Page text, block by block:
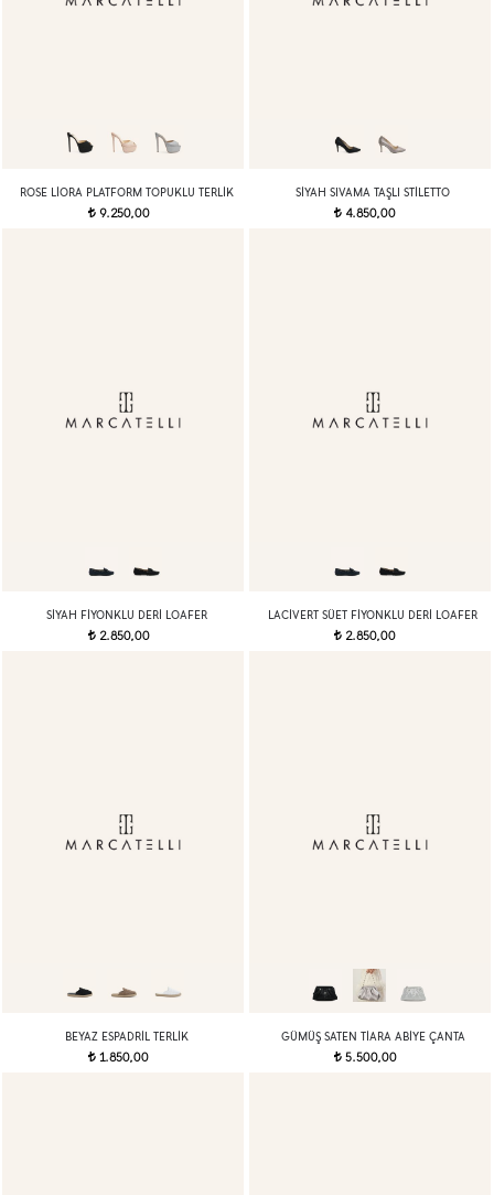
ROSE LIORA PLATFORM TOPUKLU TERLIK
t9.250,00
SIYAH SIVAMA TAŞLI STILETTO
t 4.850,00
SIYAH FIYONKLU DERI LOAFER
t2.850,00
LACIVERT SÜET FIYONKLU DERI LOAFER
t 2.850,00
BEYAZ ESPADRIL TERLIK
t 1.850,00
GÜMÜŞ SATEN TIARA ABIYE ÇANTA
t5.500,00